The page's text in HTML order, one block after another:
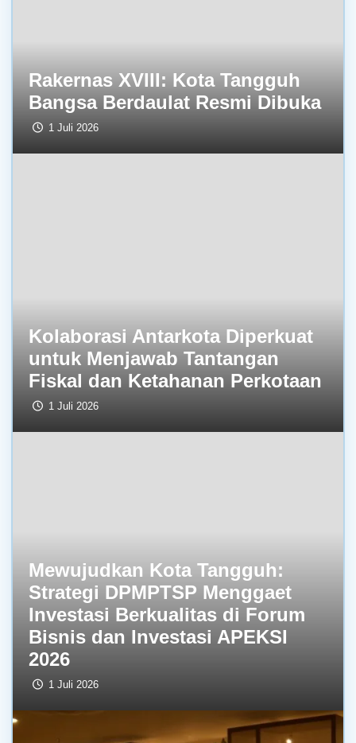
Rakernas XVIII: Kota Tangguh
Bangsa Berdaulat Resmi Dibuka
1 Juli 2026
Kolaborasi Antarkota Diperkuat
untuk Menjawab Tantangan
Fiskal dan Ketahanan Perkotaan
1 Juli 2026
Mewujudkan Kota Tangguh:
Strategi DPMPTSP Menggaet
Investasi Berkualitas di Forum
Bisnis dan Investasi APEKSI
2026
1 Juli 2026